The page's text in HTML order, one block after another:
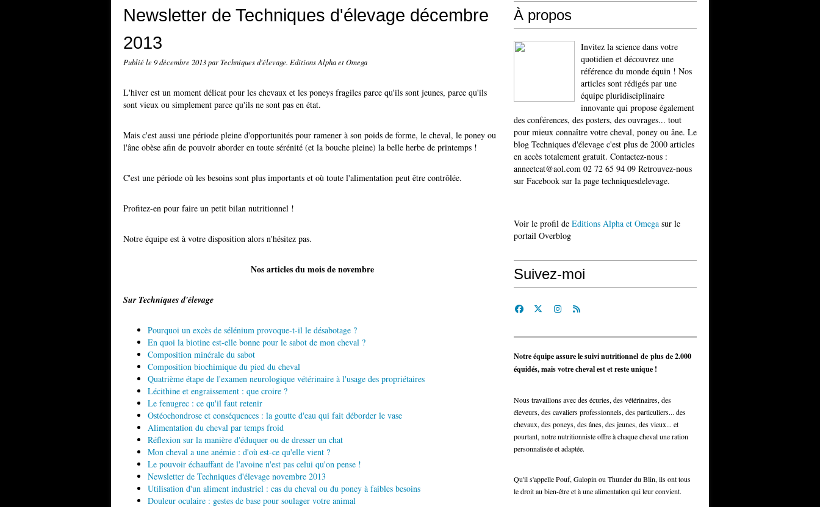
Newsletter de Techniques d'élevage décembre
2013
Publié le 9 décembre 2013par Techniques d'élevage. Editions Alpha et Omega
L'hiver est un moment délicat pour les chevaux et les poneys fragiles parce qu'ils sont jeunes, parce qu'ils
sont vieux ou simplement parce qu'ils ne sont pas en état.
Mais c'est aussi une période pleine d'opportunités pour ramener à son poids de forme, le cheval, le poney ou
l'âne obèse afin de pouvoir aborder en toute sérénité (et la bouche pleine) la belle herbe de printemps !
C'est une période où les besoins sont plus importants et où toute l'alimentation peut être contrôlée.
Profitez-en pour faire un petit bilan nutritionnel !
Notre équipe est à votre disposition alors n'hésitez pas.
Nos articles du mois de novembre
Sur Techniques d'élevage
Pourquoi un excès de sélénium provoque-t-il le désabotage ?
En quoi la biotine est-elle bonne pour le sabot de mon cheval ?
Composition minérale du sabot
Composition biochimique du pied du cheval
Quatrième étape de l'examen neurologique vétérinaire à l'usage des propriétaires
Lécithine et engraissement : que croire ?
Le fenugrec : ce qu'il faut retenir
Ostéochondrose et conséquences : la goutte d'eau qui fait déborder le vase
Alimentation du cheval par temps froid
Réflexion sur la manière d'éduquer ou de dresser un chat
Mon cheval a une anémie : d'où est-ce qu'elle vient ?
Le pouvoir échauffant de l'avoine n'est pas celui qu'on pense !
Newsletter de Techniques d'élevage novembre 2013
Utilisation d'un aliment industriel : cas du cheval ou du poney à faibles besoins
Douleur oculaire : gestes de base pour soulager votre animal
À propos
Invitez la science dans votre
quotidien et découvrez une
référence du monde équin ! Nos
articles sont rédigés par une
équipe pluridisciplinaire
innovante qui propose également
des conférences, des posters, des ouvrages... tout
pour mieux connaître votre cheval, poney ou âne. Le
blog Techniques d'élevage c'est plus de 2000 articles
en accès totalement gratuit. Contactez-nous :
anneetcat@aol.com 02 72 65 94 09 Retrouvez-nous
sur Facebook sur la page techniquesdelevage.
Voir le profil de Editions Alpha et Omega sur le
portail Overblog
Suivez-moi
Notre équipe assure le suivi nutritionnel de plus de 2.000
équidés, mais votre cheval est et reste unique !
Nous travaillons avec des écuries, des vétérinaires, des
éleveurs, des cavaliers professionnels, des particuliers... des
chevaux, des poneys, des ânes, des jeunes, des vieux... et
pourtant, notre nutritionniste offre à chaque cheval une ration
personnalisée et adaptée.
Qu'il s'appelle Pouf, Galopin ou Thunder du Blin, ils ont tous
le droit au bien-être et à une alimentation qui leur convient.